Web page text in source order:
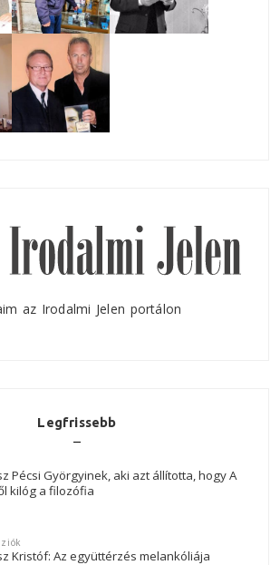
az Irodalmi Jelen portálon
Legfrissebb
Pécsi Györgyinek, aki azt állította, hogy A
kilóg a filozófia
Kristóf: Az együttérzés melankóliája